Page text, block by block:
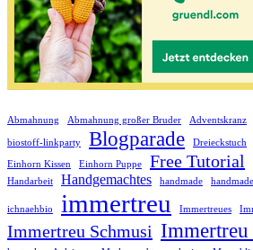
Abmahnung Abmahnung großer Bruder Adventskranz
biostoff-linkparty Blogparade Dreieckstuch
Einhorn Kissen Einhorn Puppe Free Tutorial
Handarbeit
Handgemachtes handmade
ichnaehbio immertreu Immertreues
Immertreu Schmusi